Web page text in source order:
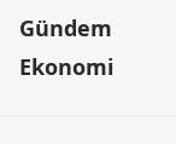
Gündem
Ekonomi